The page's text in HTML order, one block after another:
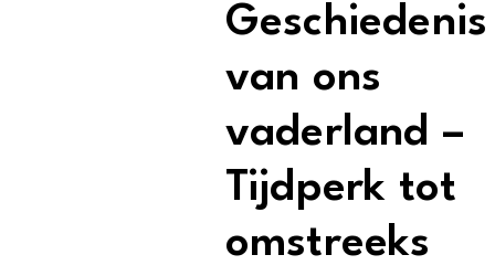
Geschiedenis
van ons
vaderland –
Tijdperk tot
omstreeks